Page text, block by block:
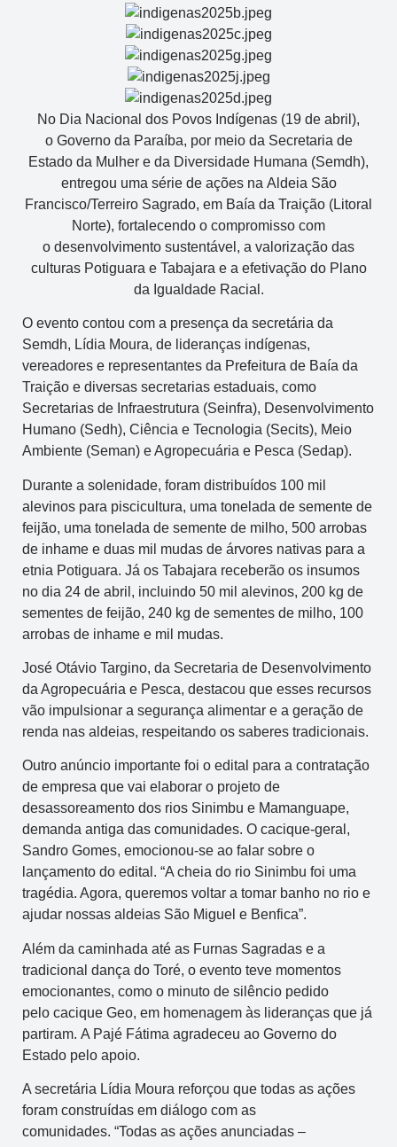
No Dia Nacional dos Povos Indígenas (19 de abril),
o Governo da Paraíba, por meio da Secretaria de
Estado da Mulher e da Diversidade Humana (Semdh),
entregou uma série de ações na Aldeia São
Francisco/Terreiro Sagrado, em Baía da Traição (Litoral
Norte), fortalecendo o compromisso com
o desenvolvimento sustentável, a valorização das
culturas Potiguara e Tabajara e a efetivação do Plano
da Igualdade Racial.
O evento contou com a presença da secretária da
Semdh, Lídia Moura, de lideranças indígenas,
vereadores e representantes da Prefeitura de Baía da
Traição e diversas secretarias estaduais, como
Secretarias de Infraestrutura (Seinfra), Desenvolvimento
Humano (Sedh), Ciência e Tecnologia (Secits), Meio
Ambiente (Seman) e Agropecuária e Pesca (Sedap).
Durante a solenidade, foram distribuídos 100 mil
alevinos para piscicultura, uma tonelada de semente de
feijão, uma tonelada de semente de milho, 500 arrobas
de inhame e duas mil mudas de árvores nativas para a
etnia Potiguara. Já os Tabajara receberão os insumos
no dia 24 de abril, incluindo 50 mil alevinos, 200 kg de
sementes de feijão, 240 kg de sementes de milho, 100
arrobas de inhame e mil mudas.
José Otávio Targino, da Secretaria de Desenvolvimento
da Agropecuária e Pesca, destacou que esses recursos
vão impulsionar a segurança alimentar e a geração de
renda nas aldeias, respeitando os saberes tradicionais.
Outro anúncio importante foi o edital para a contratação
de empresa que vai elaborar o projeto de
desassoreamento dos rios Sinimbu e Mamanguape,
demanda antiga das comunidades. O cacique-geral,
Sandro Gomes, emocionou-se ao falar sobre o
lançamento do edital. “A cheia do rio Sinimbu foi uma
tragédia. Agora, queremos voltar a tomar banho no rio e
ajudar nossas aldeias São Miguel e Benfica”.
Além da caminhada até as Furnas Sagradas e a
tradicional dança do Toré, o evento teve momentos
emocionantes, como o minuto de silêncio pedido
pelo cacique Geo, em homenagem às lideranças que já
partiram. A Pajé Fátima agradeceu ao Governo do
Estado pelo apoio.
A secretária Lídia Moura reforçou que todas as ações
foram construídas em diálogo com as
comunidades. “Todas as ações anunciadas –